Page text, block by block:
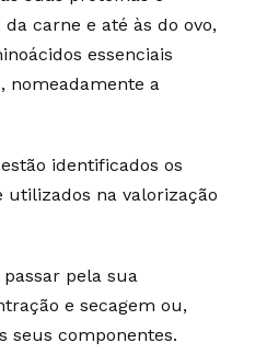
carne e até às do ovo,
essenciais
nomeadamente a
identificados os
na valorização
passar pela sua
e secagem ou,
seus componentes.